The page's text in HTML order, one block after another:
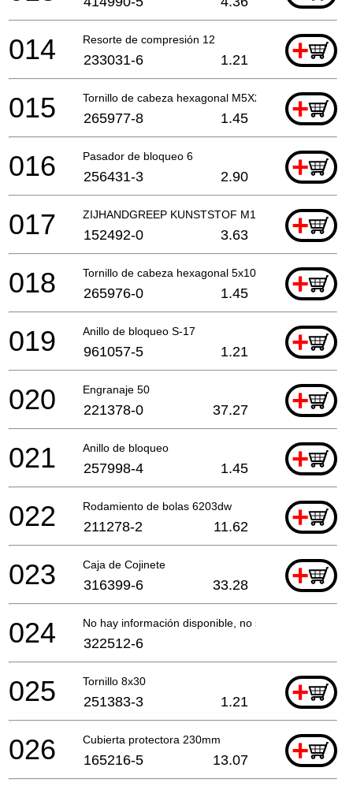
Resorte de compresión 12 +
014 233031-6 1.21
Tornillo de cabeza hexagonal M5X20 * +
015 265977-8 1.45
Pasador de bloqueo 6 +
016 256431-3 2.90
ZIJHANDGREEP KUNSTSTOF M12 +
017 152492-0 3.63
Tornillo de cabeza hexagonal 5x10 +
018 265976-0 1.45
Anillo de bloqueo S-17 +
019 961057-5 1.21
Engranaje 50 +
020 221378-0 37.27
Anillo de bloqueo +
021 257998-4 1.45
Rodamiento de bolas 6203dw +
022 211278-2 11.62
Caja de Cojinete +
023 316399-6 33.28
No hay información disponible, no se puede pedir
024 322512-6
Tornillo 8x30 +
025 251383-3 1.21
Cubierta protectora 230mm +
026 165216-5 13.07